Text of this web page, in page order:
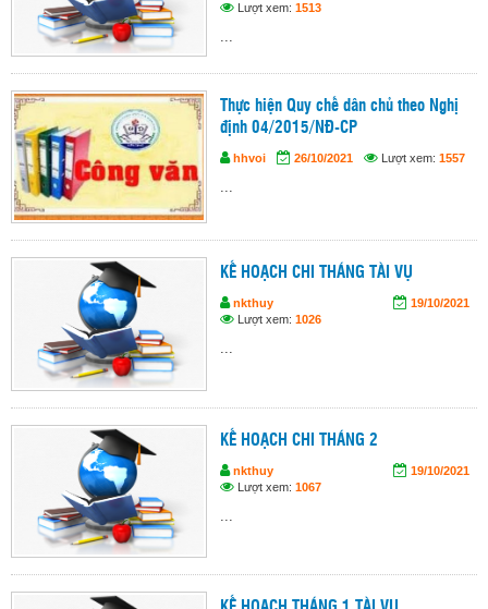
Lượt xem: 1513
...
Thực hiện Quy chế dân chủ theo Nghị
định 04/2015/NĐ-CP
hhvoi 26/10/2021 Lượt xem: 1557
...
KẾ HOẠCH CHI THÁNG TÀI VỤ
nkthuy
19/10/2021
Lượt xem: 1026
...
KẾ HOẠCH CHI THÁNG 2
nkthuy
19/10/2021
Lượt xem: 1067